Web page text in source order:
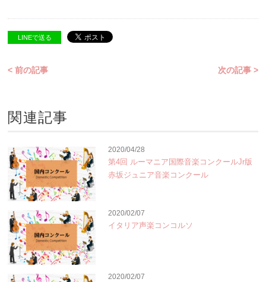
LINEで送る
< 前の記事 次の記事 >
関連記事
2020/04/28
第4回 ルーマニア国際音楽コンクールJr版
赤坂ジュニア音楽コンクール
2020/02/07
イタリア声楽コンコルソ
2020/02/07